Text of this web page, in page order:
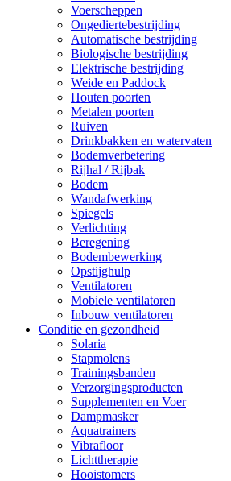
Voerscheppen
Ongediertebestrijding
Automatische bestrijding
Biologische bestrijding
Elektrische bestrijding
Weide en Paddock
Houten poorten
Metalen poorten
Ruiven
Drinkbakken en watervaten
Bodemverbetering
Rijhal / Rijbak
Bodem
Wandafwerking
Spiegels
Verlichting
Beregening
Bodembewerking
Opstijghulp
Ventilatoren
Mobiele ventilatoren
Inbouw ventilatoren
Conditie en gezondheid
Solaria
Stapmolens
Trainingsbanden
Verzorgingsproducten
Supplementen en Voer
Dampmasker
Aquatrainers
Vibrafloor
Lichttherapie
Hooistomers